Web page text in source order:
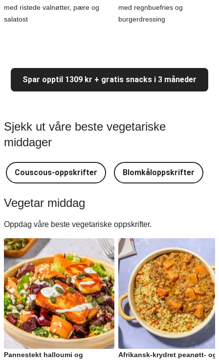
med ristede valnøtter, pære og
salatost
med regnbuefries og
burgerdressing
Spar opptil 1309 kr + gratis snacks i 3 måneder
Sjekk ut våre beste vegetariske
middager
Couscous-oppskrifter Blomkåloppskrifter
Vegetar middag
Oppdag våre beste vegetariske oppskrifter.
Pannestekt halloumi og
Afrikansk-krydret peanøtt- og